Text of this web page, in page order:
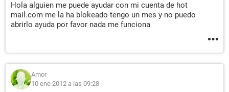
Hola alguien me puede ayudar con mi cuenta de hot
mail.com me la ha blokeado tengo un mes y no puedo
abrirlo ayuda por favor nada me funciona
Amor
10 ene 2012 a las 09:28